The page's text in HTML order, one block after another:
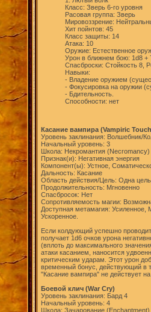
Класс: Зверь 6-го уровня
Расовая группа: Зверь
Мировоззрение:
Хит пойнтов: 45
Класс защиты: 14
Атака: 10
Оружие: Естественное
Урон в ближнем бою: 1d8 +
Спасброски: Стойкость 8,
Навыки:
- Владение оружием
- Фокусировка на оружии
- Бдительность.
Способности: нет
Касание вампира (Vampiric
Уровень заклинания: Волшебник/
Начальный уровень: 3
Школа: Некромантия (Necromancy)
Признак(и): Негативная энергия
Компонент(ы): Устное,
Дальность: Касание
Область действия/Цель: Одна цель
Продолжительность: Мгновенно
Спасбросок: Нет
Сопротивляемость магии:
Доступная метамагия:
Ускоренное.
Если колдующий успешно
получает 1d6 очков урона
(вплоть до максимального
атаки касанием, наносится
критическим ударам. Этот урон
временный бонус, действующий в
"Касание вампира" не действует
Боевой клич (War Cry)
Уровень заклинания: Бард 4
Начальный уровень: 4
Школа: Зачарование (Enchantment)